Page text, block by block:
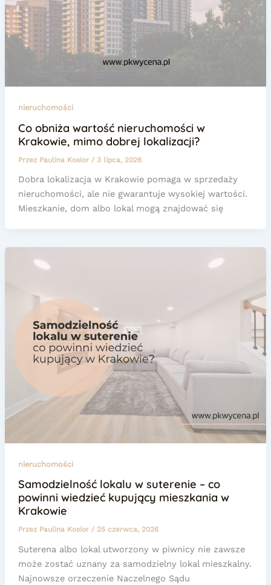
nieruchomości
Co obniża wartość nieruchomości w
Krakowie, mimo dobrej lokalizacji?
Przez Paulina Kosior / 3 lipca, 2026
Dobra lokalizacja w Krakowie pomaga w sprzedaży
nieruchomości, ale nie gwarantuje wysokiej wartości.
Mieszkanie, dom albo lokal mogą znajdować się
nieruchomości
Samodzielność lokalu w suterenie – co
powinni wiedzieć kupujący mieszkania w
Krakowie
Przez Paulina Kosior / 25 czerwca, 2026
Suterena albo lokal utworzony w piwnicy nie zawsze
może zostać uznany za samodzielny lokal mieszkalny.
Najnowsze orzeczenie Naczelnego Sądu